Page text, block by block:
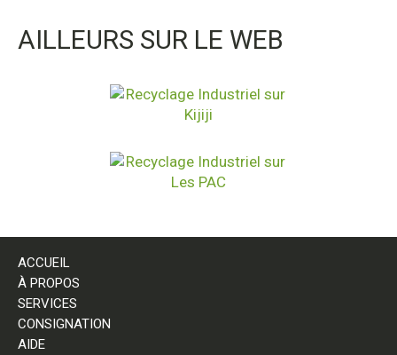
AILLEURS SUR LE WEB
ACCUEIL
À PROPOS
SERVICES
CONSIGNATION
AIDE